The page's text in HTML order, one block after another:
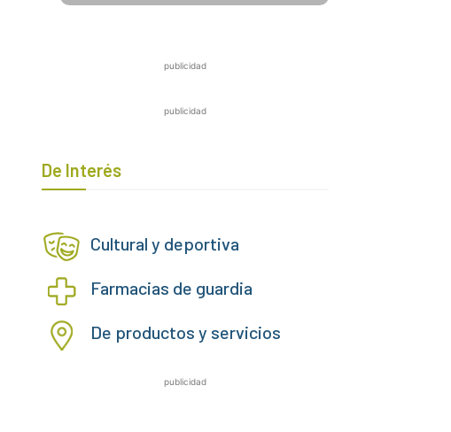
publicidad
publicidad
De Interés
Cultural y deportiva
Farmacias de guardia
De productos y servicios
publicidad